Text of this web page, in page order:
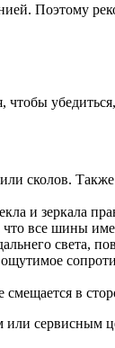
Поэтому
сколов.
и зеркала
все шины
света,
смещается в
сервисным